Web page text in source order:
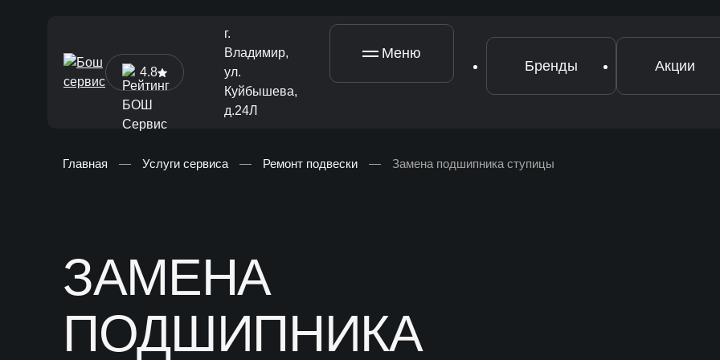
4.8
г.
Владимир,
ул.
Куйбышева,
д.24Л
Меню
Бренды
Акции
Техническое обслуживание
Ремонт тормозной системы
Замена жидкостей
Ремонт топливной системы
Ремонт трансмиссии
Главная — Услуги сервиса — Ремонт подвески — Замена подшипника ступицы
ЗАМЕНА
ПОДШИПНИКА